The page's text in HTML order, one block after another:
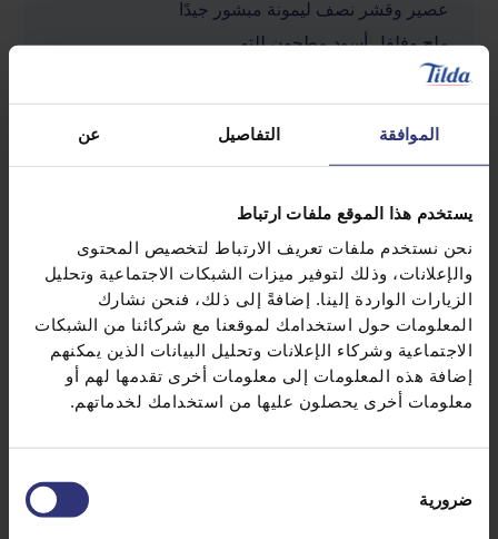
الموافقة التفاصيل عن
يستخدم هذا الموقع ملفات ارتباط
نحن نستخدم ملفات تعريف الارتباط لتخصيص المحتوى
والإعلانات، وذلك لتوفير ميزات الشبكات الاجتماعية وتحليل
الزيارات الواردة إلينا. إضافةً إلى ذلك، فنحن نشارك
المعلومات حول استخدامك لموقعنا مع شركائنا من الشبكات
الاجتماعية وشركاء الإعلانات وتحليل البيانات الذين يمكنهم
إضافة هذه المعلومات إلى معلومات أخرى تقدمها لهم أو
معلومات أخرى يحصلون عليها من استخدامك لخدماتهم.
الموافقة
ضرورية
عصير وقشر نصف ليمونة مبشور جيدًا
ملح وفلفل أسود مطحون للتو
شرائح ليمون للتزيين
اكتشاف وصفات مماثلة